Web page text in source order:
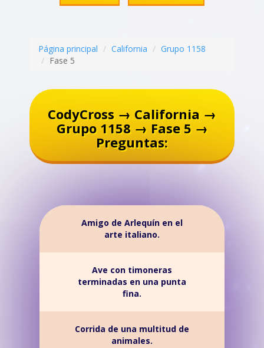
Página principal California
Grupo 1158
Fase 5
CodyCross → California →
Grupo 1158 → Fase 5 →
Preguntas:
Amigo de Arlequín en el
arte italiano.
Ave con timoneras
terminadas en una punta
fina.
Corrida de una multitud de
animales.